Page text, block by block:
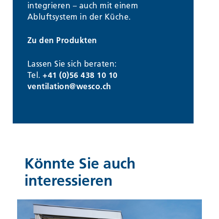
integrieren – auch mit einem
Abluftsystem in der Küche.
Zu den Produkten
Lassen Sie sich beraten:
Tel.+41 (0)56 438 10 10
ventilation@wesco.ch
Könnte Sie auch
interessieren